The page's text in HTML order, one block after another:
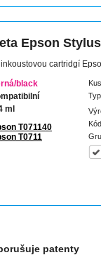
Epson
cartridgí
black
ml
T071140
T0711
patenty